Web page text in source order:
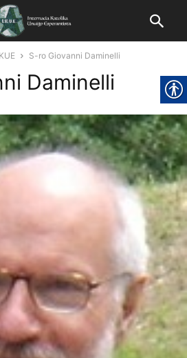
S-ro Giovanni Daminelli
Daminelli